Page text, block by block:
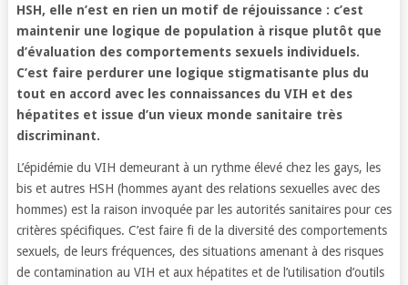
HSH, elle n’est en rien un motif de réjouissance : c’est
maintenir une logique de population à risque plutôt que
d’évaluation des comportements sexuels individuels.
C’est faire perdurer une logique stigmatisante plus du
tout en accord avec les connaissances du VIH et des
hépatites et issue d’un vieux monde sanitaire très
discriminant.
L’épidémie du VIH demeurant à un rythme élevé chez les gays, les
bis et autres HSH (hommes ayant des relations sexuelles avec des
hommes) est la raison invoquée par les autorités sanitaires pour ces
critères spécifiques. C’est faire fi de la diversité des comportements
sexuels, de leurs fréquences, des situations amenant à des risques
de contamination au VIH et aux hépatites et de l’utilisation d’outils